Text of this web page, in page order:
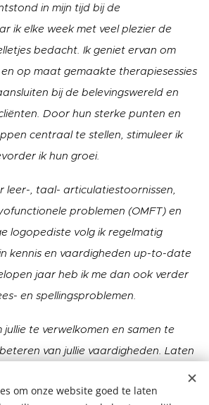
in mijn tijd bij de
ik elke week met veel plezier de
bedacht. Ik geniet ervan om
op maat gemaakte therapiesessies
bij de belevingswereld en
Door hun sterke punten en
centraal te stellen, stimuleer ik
ik hun groei.
leer-, taal- articulatiestoornissen,
problemen (OMFT) en
logopediste volg ik regelmatig
kennis en vaardigheden up-to-date
jaar heb ik me dan ook verder
en spellingsproblemen.
jullie te verwelkomen en samen te
van jullie vaardigheden. Laten
om onze website goed te laten